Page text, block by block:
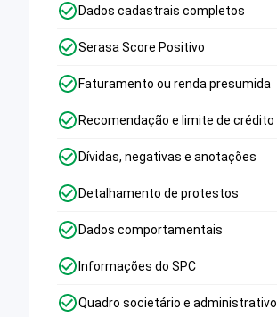
Dados cadastrais completos
Serasa Score Positivo
Faturamento ou renda presumida
Recomendação e limite de crédito
Dívidas, negativas e anotações
Detalhamento de protestos
Dados comportamentais
Informações do SPC
Quadro societário e administrativo